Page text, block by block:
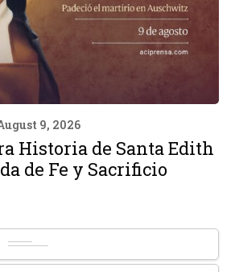
9, 2026
Historia de Santa Edith
de Fe y Sacrificio